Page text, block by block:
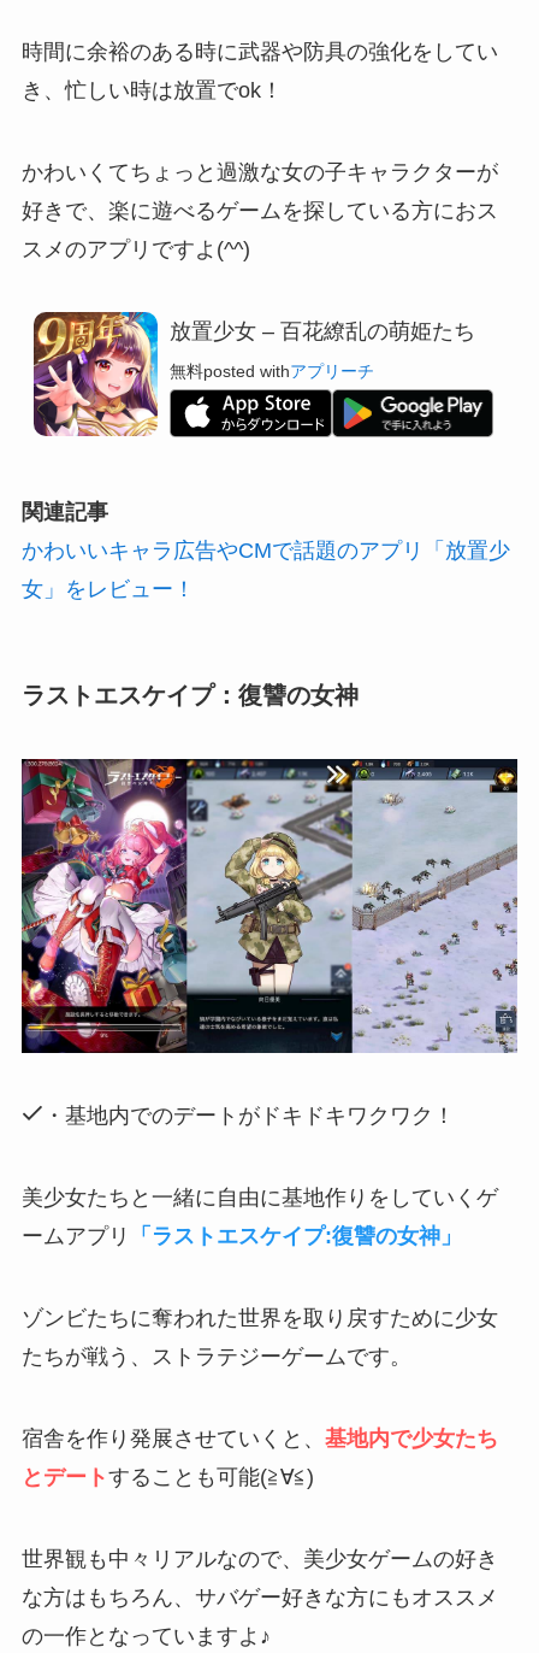
時間に余裕のある時に武器や防具の強化をしてい
き、忙しい時は放置でok！
かわいくてちょっと過激な女の子キャラクターが
好きで、楽に遊べるゲームを探している方におス
スメのアプリですよ(^^)
放置少女 – 百花繚乱の萌姫たち
無料posted withアプリーチ
関連記事
かわいいキャラ広告やCMで話題のアプリ「放置少
女」をレビュー！
ラストエスケイプ：復讐の女神
・基地内でのデートがドキドキワクワク！
美少女たちと一緒に自由に基地作りをしていくゲ
ームアプリ
「ラストエスケイプ:復讐の女神」
ゾンビたちに奪われた世界を取り戻すために少女
たちが戦う、ストラテジーゲームです。
宿舎を作り発展させていくと、 基地内で少女たち
とデートすることも可能(≧∀≦)
世界観も中々リアルなので、美少女ゲームの好き
な方はもちろん、 サバゲー好きな方にもオススメ
の一作となっていますよ♪